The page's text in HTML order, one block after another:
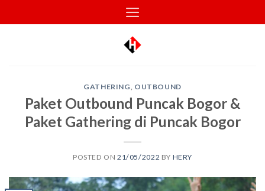
to
GATHERING, OUTBOUND
Paket Outbound Puncak Bogor &
Paket Gathering di Puncak Bogor
POSTED ON21/05/2022 BY HERY